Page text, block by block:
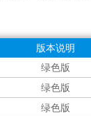
版本说明
绿色版
绿色版
绿色版